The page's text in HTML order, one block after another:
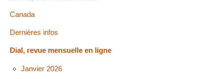
Canada
Dernières infos
Dial, revue mensuelle en ligne
Janvier 2026